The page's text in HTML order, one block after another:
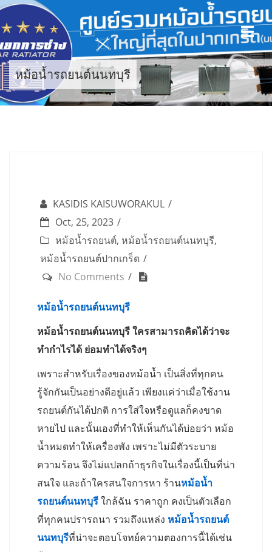
Skip
content
หม้อน้ำรถยนต์นนทบุรี
KASIDIS KAISUWORAKUL
Oct, 25, 2023
หม้อน้ำรถยนต์, หม้อน้ำรถยนต์นนทบุรี,
หม้อน้ำรถยนต์ปากเกร็ด
No Comments
หม้อน้ำรถยนต์นนทบุรี
หม้อน้ำรถยนต์นนทบุรี ใครสามารถคิดได้ว่าจะ
ทำกำไรได้ ย่อมทำได้จริงๆ
เพราะสำหรับเรื่องของหม้อน้ำ เป็นสิ่งที่ทุกคน
รู้จักกันเป็นอย่างดีอยู่แล้ว เพียงแค่ว่าเมื่อใช้งาน
รถยนต์กันได้ปกติ การใส่ใจหรือดูแลก็คงขาด
หายไป และนั้นเองที่ทำให้เห็นกันได้บ่อยว่า หม้อ
น้ำหมดทำให้เครื่องพัง เพราะไม่มีตัวระบาย
ความร้อน จึงไม่แปลกถ้าธุรกิจในเรื่องนี้เป็นที่น่า
สนใจ และถ้าใครสนใจการหา ร้านหม้อน้ำ
รถยนต์นนทบุรีใกล้ฉัน ราคาถูก คงเป็นตัวเลือก
ที่ทุกคนปรารถนา รวมถึงแหล่ง หม้อน้ำรถยนต์
นนทบุรีที่น่าจะตอบโจทย์ความตองการนี้ได้เช่น